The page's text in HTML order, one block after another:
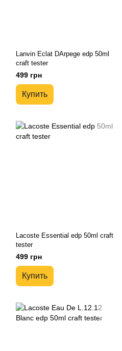
Lanvin Eclat DArpege edp 50ml
craft tester
499 грн
Купить
Lacoste Essential edp 50ml craft
tester
499 грн
Купить